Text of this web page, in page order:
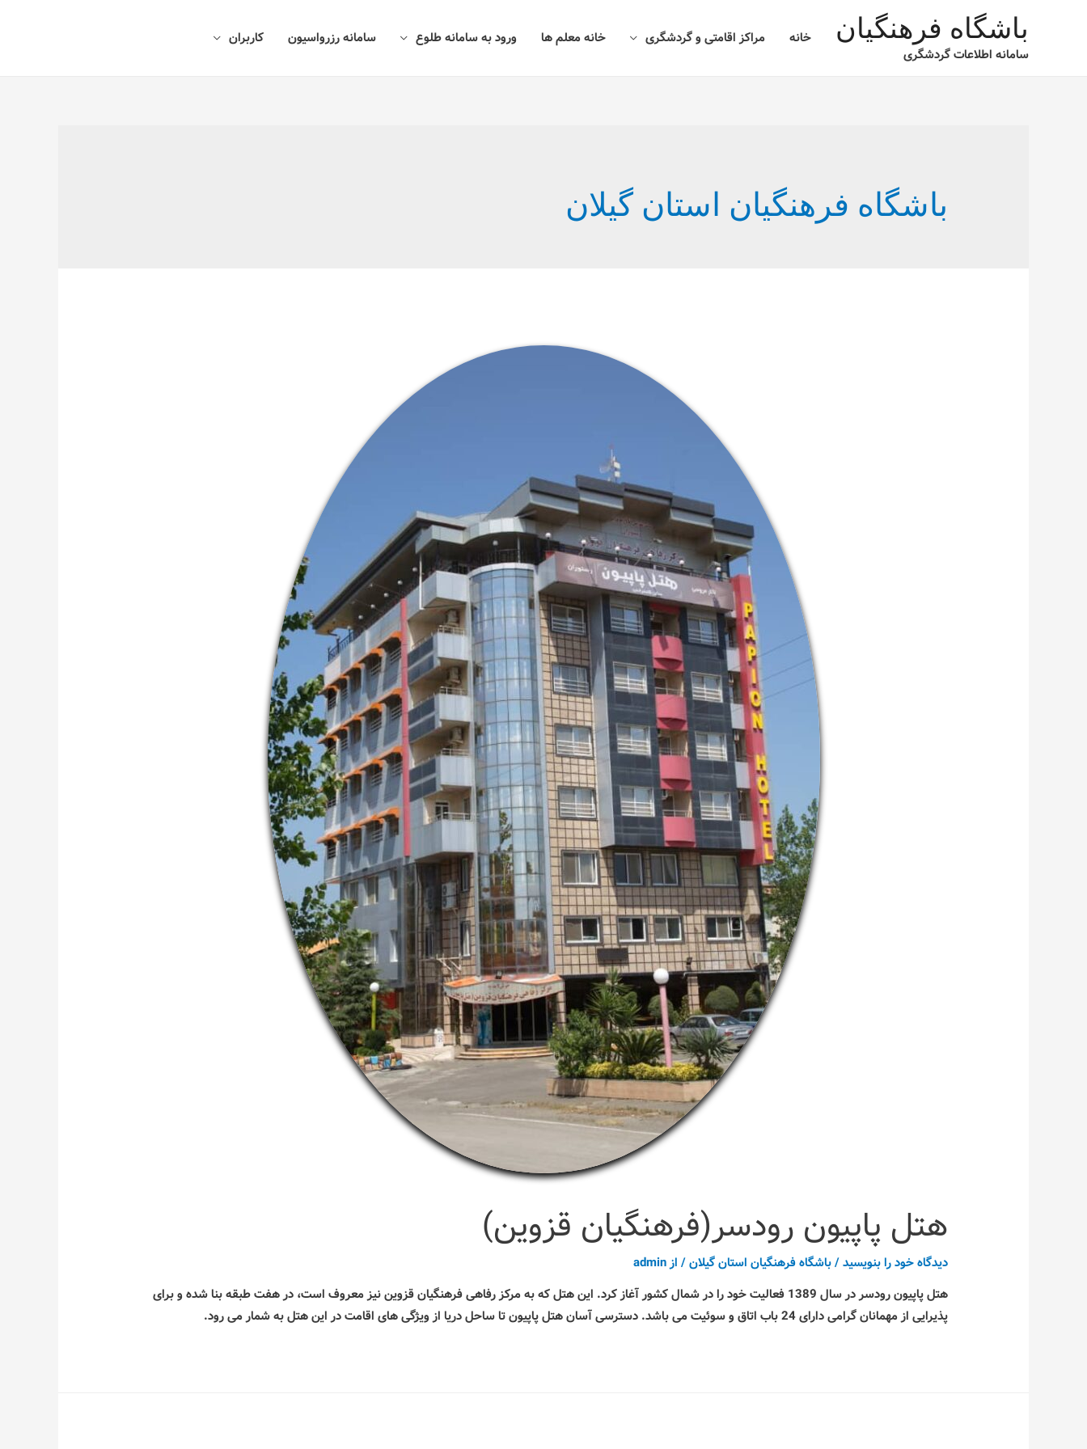
باشگاه فرهنگیان
سامانه اطلاعات گردشگری
خانه مراکز اقامتی و گردشگری خانه معلم ها ورود به سامانه طلوع سامانه رزرواسیون کاربران
باشگاه فرهنگیان استان گیلان
هتل پاپیون رودسر(فرهنگیان قزوین)
دیدگاه‌ خود را بنویسید/باشگاه فرهنگیان استان گیلان/ ازadmin
هتل پاپیون رودسر در سال 1389 فعالیت خود را در شمال کشور آغاز کرد. این هتل که به مرکز رفاهی فرهنگیان قزوین نیز معروف است، در هفت طبقه بنا شده و برای
پذیرایی از مهمانان گرامی دارای 24 باب اتاق و سوئیت می باشد. دسترسی آسان هتل پاپیون تا ساحل دریا از ویژگی های اقامت در این هتل به شمار می رود.